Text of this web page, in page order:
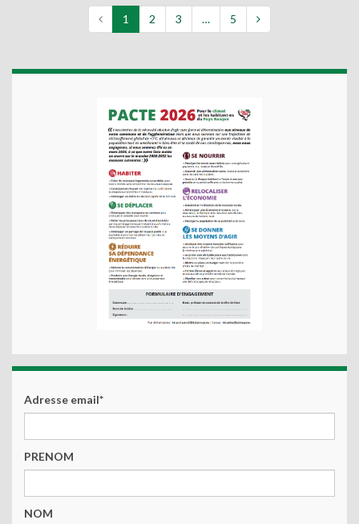
1 2 3 … 5
Adresse email*
PRENOM
NOM